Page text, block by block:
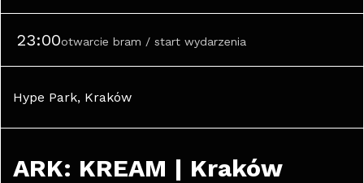
23:00otwarcie bram / start wydarzenia
Hype Park, Kraków
ARK: KREAM | Kraków